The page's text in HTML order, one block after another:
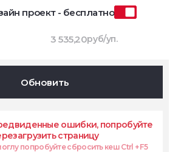
проект - бесплатно
3 535,20руб/уп.
Обновить
ошибки, попробуйте
страницу
попробуйте сбросить кеш Ctrl + F5